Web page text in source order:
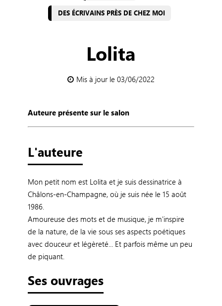
DES ÉCRIVAINS PRÈS DE CHEZ MOI
Lolita
Mis à jour le 03/06/2022
Auteure présente sur le salon
L'auteure
Mon petit nom est Lolita et je suis dessinatrice à
Châlons-en-Champagne, où je suis née le 15 août
1986.
Amoureuse des mots et de musique, je m'inspire
de la nature, de la vie sous ses aspects poétiques
avec douceur et légèreté... Et parfois même un peu
de piquant.
Ses ouvrages